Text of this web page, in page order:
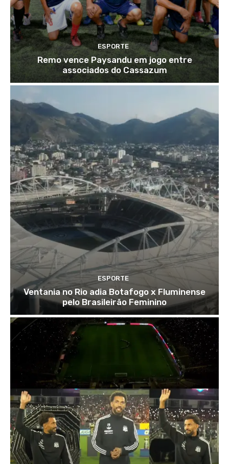
ESPORTE
Remo vence Paysandu em jogo entre
associados do Cassazum
ESPORTE
Ventania no Rio adia Botafogo x Fluminense
pelo Brasileirão Feminino